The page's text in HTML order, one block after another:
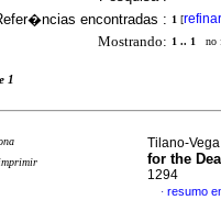
encontradas : 1 [refinar
Mostrando: 1 .. 1 no
1
Tilano-
for the
1294
· resumo